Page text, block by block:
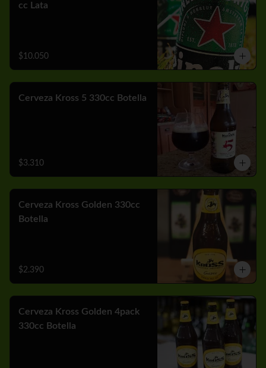
cc Lata
$10.050
Cerveza Kross 5 330cc Botella
$3.310
Cerveza Kross Golden 330cc
Botella
$2.390
Cerveza Kross Golden 4pack
330cc Botella